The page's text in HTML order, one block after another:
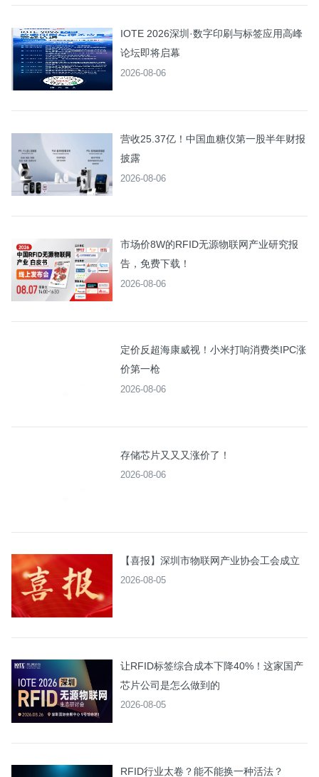
IOTE 2026深圳·数字印刷与标签应用高峰
论坛即将启幕
2026-08-06
营收25.37亿！中国血糖仪第一股半年财报
披露
2026-08-06
市场价8W的RFID无源物联网产业研究报
告，免费下载！
2026-08-06
定价反超海康威视！小米打响消费类IPC涨
价第一枪
2026-08-06
存储芯片又又又涨价了！
2026-08-06
【喜报】深圳市物联网产业协会工会成立
2026-08-05
让RFID标签综合成本下降40%！这家国产
芯片公司是怎么做到的
2026-08-05
RFID行业太卷？能不能换一种活法？